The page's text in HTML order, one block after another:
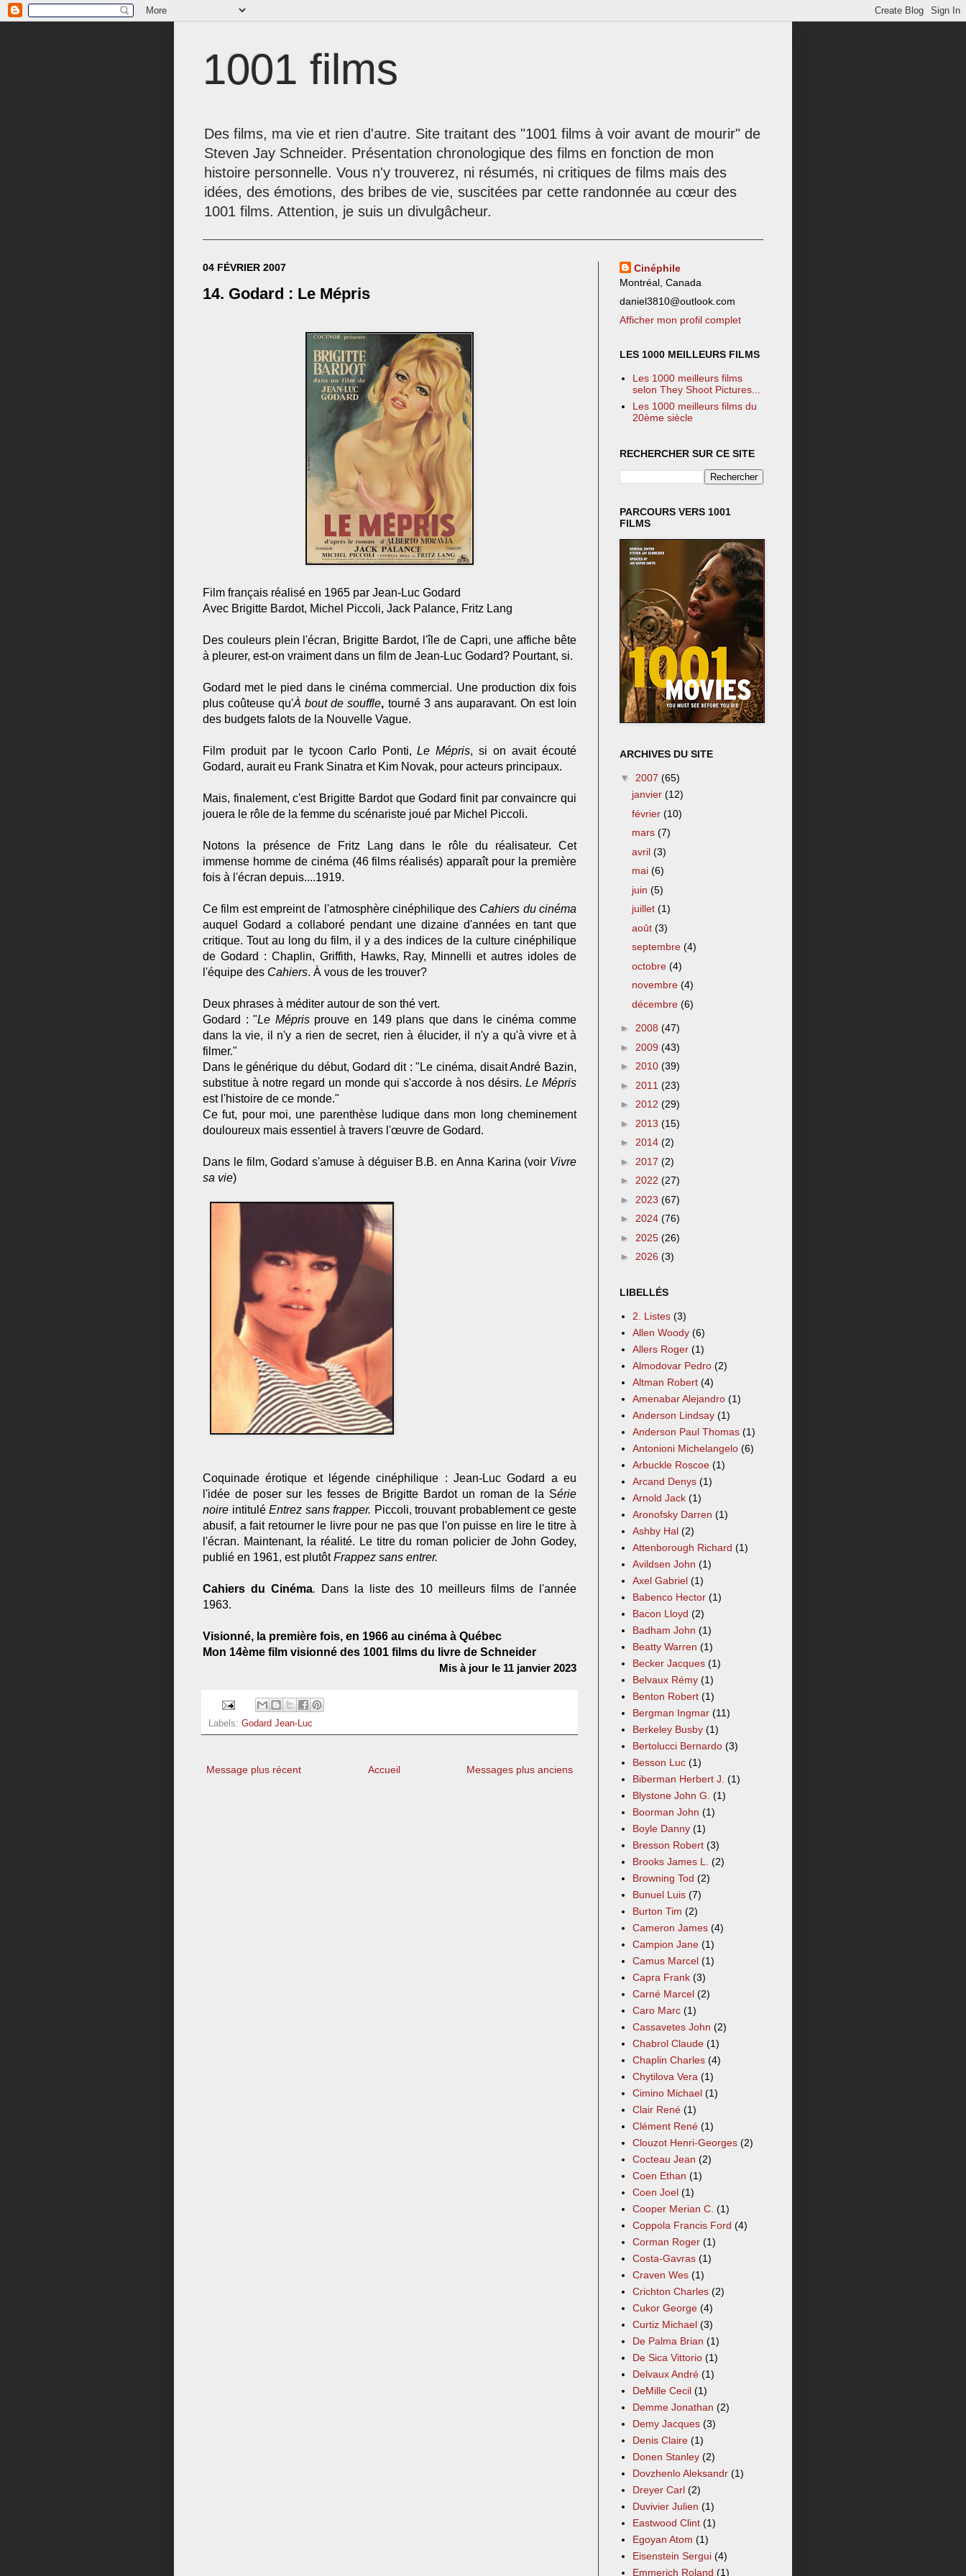
1001 films
Des films, ma vie et rien d'autre. Site traitant des "1001 films à voir avant de mourir" de
Steven Jay Schneider. Présentation chronologique des films en fonction de mon
histoire personnelle. Vous n'y trouverez, ni résumés, ni critiques de films mais des
idées, des émotions, des bribes de vie, suscitées par cette randonnée au cœur des
1001 films. Attention, je suis un divulgâcheur.
04 FÉVRIER 2007
14. Godard : Le Mépris
Film français réalisé en 1965 par Jean-Luc Godard
Avec Brigitte Bardot, Michel Piccoli, Jack Palance, Fritz Lang
Des couleurs plein l'écran, Brigitte Bardot, l'île de Capri, une affiche bête
à pleurer, est-on vraiment dans un film de Jean-Luc Godard? Pourtant, si.
Godard met le pied dans le cinéma commercial. Une production dix fois
plus coûteuse qu'À bout de souffle, tourné 3 ans auparavant. On est loin
des budgets falots de la Nouvelle Vague.
Film produit par le tycoon Carlo Ponti,Le Mépris, si on avait écouté
Godard, aurait eu Frank Sinatra et Kim Novak, pour acteurs principaux.
Mais, finalement, c'est Brigitte Bardot que Godard finit par convaincre qui
jouera le rôle de la femme du scénariste joué par Michel Piccoli.
Notons la présence de Fritz Lang dans le rôle du réalisateur. Cet
immense homme de cinéma (46 films réalisés) apparaît pour la première
fois à l'écran depuis....1919.
Ce film est empreint de l'atmosphère cinéphilique des Cahiers du cinéma
auquel Godard a collaboré pendant une dizaine d'années en tant que
critique. Tout au long du film, il y a des indices de la culture cinéphilique
de Godard : Chaplin, Griffith, Hawks, Ray, Minnelli et autres idoles de
l'équipe des Cahiers. À vous de les trouver?
Deux phrases à méditer autour de son thé vert.
Godard : "Le Méprisprouve en 149 plans que dans le cinéma comme
dans la vie, il n'y a rien de secret, rien à élucider, il n'y a qu'à vivre et à
filmer."
Dans le générique du début, Godard dit : "Le cinéma, disait André Bazin,
substitue à notre regard un monde qui s'accorde à nos désirs. Le Mépris
est l'histoire de ce monde."
Ce fut, pour moi, une parenthèse ludique dans mon long cheminement
douloureux mais essentiel à travers l'œuvre de Godard.
Dans le film, Godard s'amuse à déguiser B.B. en Anna Karina (voir Vivre
sa vie)
Coquinade érotique et légende cinéphilique : Jean-Luc Godard a eu
l'idée de poser sur les fesses de Brigitte Bardot un roman de la Série
noire intituléEntrez sans frapper. Piccoli, trouvant probablement ce geste
abusif, a fait retourner le livre pour ne pas que l'on puisse en lire le titre à
l'écran. Maintenant, la réalité. Le titre du roman policier de John Godey,
publié en 1961, est plutôtFrappez sans entrer.
Cahiers du Cinéma. Dans la liste des 10 meilleurs films de l'année
1963.
Visionné, la première fois, en 1966 au cinéma à Québec
Mon 14ème film visionné des 1001 films du livre de Schneider
Mis à jour le 11 janvier 2023
Labels: Godard Jean-Luc
Message plus récent Messages plus anciens
Accueil
Cinéphile
Montréal, Canada
daniel3810@outlook.com
Afficher mon profil complet
LES 1000 MEILLEURS FILMS
Les 1000 meilleurs films
selon They Shoot Pictures...
Les 1000 meilleurs films du
20ème siècle
RECHERCHER SUR CE SITE
PARCOURS VERS 1001
FILMS
ARCHIVES DU SITE
▼ 2007 (65)
janvier (12)
février (10)
mars (7)
avril (3)
mai (6)
juin (5)
juillet (1)
août (3)
septembre (4)
octobre (4)
novembre (4)
décembre (6)
► 2008 (47)
► 2009 (43)
► 2010 (39)
► 2011 (23)
► 2012 (29)
► 2013 (15)
► 2014 (2)
► 2017 (2)
► 2022 (27)
► 2023 (67)
► 2024 (76)
► 2025 (26)
► 2026 (3)
LIBELLÉS
2. Listes (3)
Allen Woody (6)
Allers Roger (1)
Almodovar Pedro (2)
Altman Robert (4)
Amenabar Alejandro (1)
Anderson Lindsay (1)
Anderson Paul Thomas (1)
Antonioni Michelangelo (6)
Arbuckle Roscoe (1)
Arcand Denys (1)
Arnold Jack (1)
Aronofsky Darren (1)
Ashby Hal (2)
Attenborough Richard (1)
Avildsen John (1)
Axel Gabriel (1)
Babenco Hector (1)
Bacon Lloyd (2)
Badham John (1)
Beatty Warren (1)
Becker Jacques (1)
Belvaux Rémy (1)
Benton Robert (1)
Bergman Ingmar (11)
Berkeley Busby (1)
Bertolucci Bernardo (3)
Besson Luc (1)
Biberman Herbert J. (1)
Blystone John G. (1)
Boorman John (1)
Boyle Danny (1)
Bresson Robert (3)
Brooks James L. (2)
Browning Tod (2)
Bunuel Luis (7)
Burton Tim (2)
Cameron James (4)
Campion Jane (1)
Camus Marcel (1)
Capra Frank (3)
Carné Marcel (2)
Caro Marc (1)
Cassavetes John (2)
Chabrol Claude (1)
Chaplin Charles (4)
Chytilova Vera (1)
Cimino Michael (1)
Clair René (1)
Clément René (1)
Clouzot Henri-Georges (2)
Cocteau Jean (2)
Coen Ethan (1)
Coen Joel (1)
Cooper Merian C. (1)
Coppola Francis Ford (4)
Corman Roger (1)
Costa-Gavras (1)
Craven Wes (1)
Crichton Charles (2)
Cukor George (4)
Curtiz Michael (3)
De Palma Brian (1)
De Sica Vittorio (1)
Delvaux André (1)
DeMille Cecil (1)
Demme Jonathan (2)
Demy Jacques (3)
Denis Claire (1)
Donen Stanley (2)
Dovzhenlo Aleksandr (1)
Dreyer Carl (2)
Duvivier Julien (1)
Eastwood Clint (1)
Egoyan Atom (1)
Eisenstein Sergui (4)
Emmerich Roland (1)